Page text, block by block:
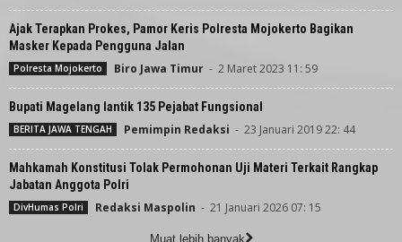
Ajak Terapkan Prokes, Pamor Keris Polresta Mojokerto Bagikan
Masker Kepada Pengguna Jalan
Polresta Mojokerto Biro Jawa Timur - 2 Maret 2023 11: 59
Bupati Magelang lantik 135 Pejabat Fungsional
BERITA JAWA TENGAH Pemimpin Redaksi - 23 Januari 2019 22: 44
Mahkamah Konstitusi Tolak Permohonan Uji Materi Terkait Rangkap
Jabatan Anggota Polri
DivHumas Polri Redaksi Maspolin - 21 Januari 2026 07: 15
Muat lebih banyak